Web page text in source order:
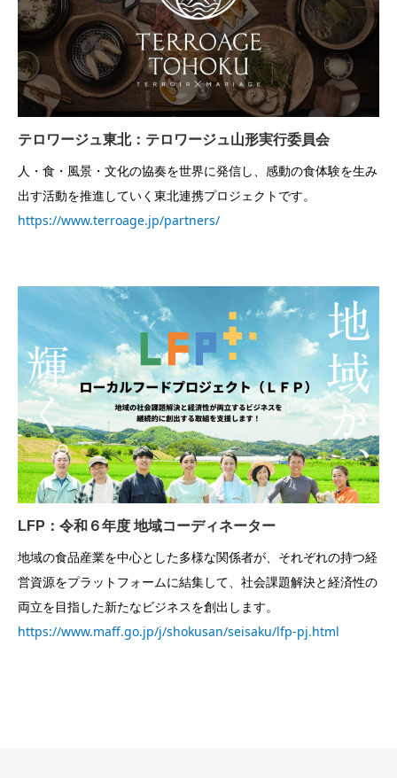
テロワージュ東北：テロワージュ山形実行委員会
人・食・風景・文化の協奏を世界に発信し、感動の食体験を生み
出す活動を推進していく東北連携プロジェクトです。
https://www.terroage.jp/partners/
LFP：令和６年度 地域コーディネーター
地域の食品産業を中心とした多様な関係者が、それぞれの持つ経
営資源をプラットフォームに結集して、社会課題解決と経済性の
両立を目指した新たなビジネスを創出します。
https://www.maff.go.jp/j/shokusan/seisaku/lfp-pj.html